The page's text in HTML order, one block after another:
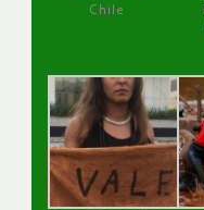
Chile